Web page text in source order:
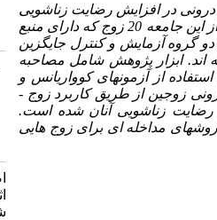
در افزایش رضایت زناشویی
است. جامعه آماری پژوهش شامل 240 دانشجوی متأهل دانشگاه فرهنگیان بابل است. از این جامعه 20 زوج که دارای منبع
دو گروه آزمایش و کنترل جایگزین
گروه کنترل قرار گرفته اند. ابزار پژوهش شامل مصاحبه
استفاده از آزمونهای کوواریانس و
زوجین از طریق کاربرد زوج
رضایت زناشویی آنان شده است.
روشهای مداخله­ ای برای زوج هایی